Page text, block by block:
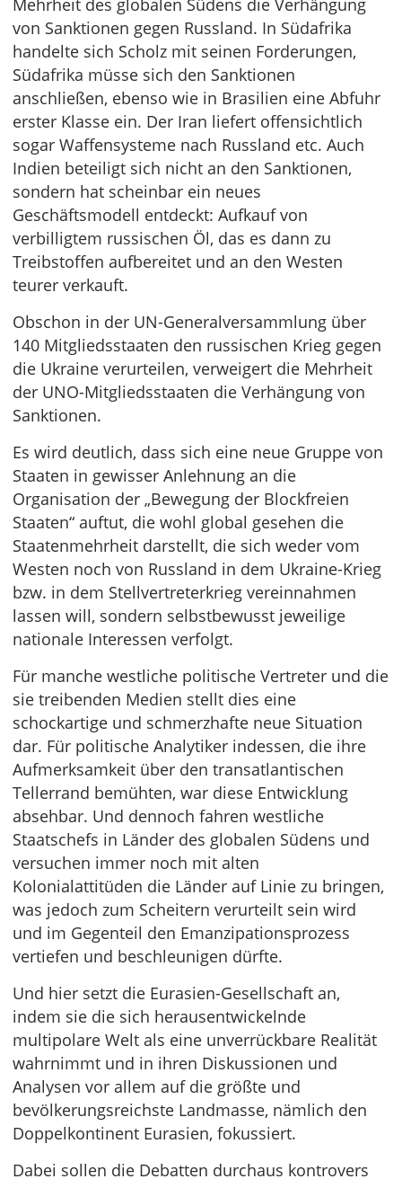
Mehrheit des globalen Südens die Verhängung
von Sanktionen gegen Russland. In Südafrika
handelte sich Scholz mit seinen Forderungen,
Südafrika müsse sich den Sanktionen
anschließen, ebenso wie in Brasilien eine Abfuhr
erster Klasse ein. Der Iran liefert offensichtlich
sogar Waffensysteme nach Russland etc. Auch
Indien beteiligt sich nicht an den Sanktionen,
sondern hat scheinbar ein neues
Geschäftsmodell entdeckt: Aufkauf von
verbilligtem russischen Öl, das es dann zu
Treibstoffen aufbereitet und an den Westen
teurer verkauft.
Obschon in der UN-Generalversammlung über
140 Mitgliedsstaaten den russischen Krieg gegen
die Ukraine verurteilen, verweigert die Mehrheit
der UNO-Mitgliedsstaaten die Verhängung von
Sanktionen.
Es wird deutlich, dass sich eine neue Gruppe von
Staaten in gewisser Anlehnung an die
Organisation der „Bewegung der Blockfreien
Staaten“ auftut, die wohl global gesehen die
Staatenmehrheit darstellt, die sich weder vom
Westen noch von Russland in dem Ukraine-Krieg
bzw. in dem Stellvertreterkrieg vereinnahmen
lassen will, sondern selbstbewusst jeweilige
nationale Interessen verfolgt.
Für manche westliche politische Vertreter und die
sie treibenden Medien stellt dies eine
schockartige und schmerzhafte neue Situation
dar. Für politische Analytiker indessen, die ihre
Aufmerksamkeit über den transatlantischen
Tellerrand bemühten, war diese Entwicklung
absehbar. Und dennoch fahren westliche
Staatschefs in Länder des globalen Südens und
versuchen immer noch mit alten
Kolonialattitüden die Länder auf Linie zu bringen,
was jedoch zum Scheitern verurteilt sein wird
und im Gegenteil den Emanzipationsprozess
vertiefen und beschleunigen dürfte.
Und hier setzt die Eurasien-Gesellschaft an,
indem sie die sich herausentwickelnde
multipolare Welt als eine unverrückbare Realität
wahrnimmt und in ihren Diskussionen und
Analysen vor allem auf die größte und
bevölkerungsreichste Landmasse, nämlich den
Doppelkontinent Eurasien, fokussiert.
Dabei sollen die Debatten durchaus kontrovers